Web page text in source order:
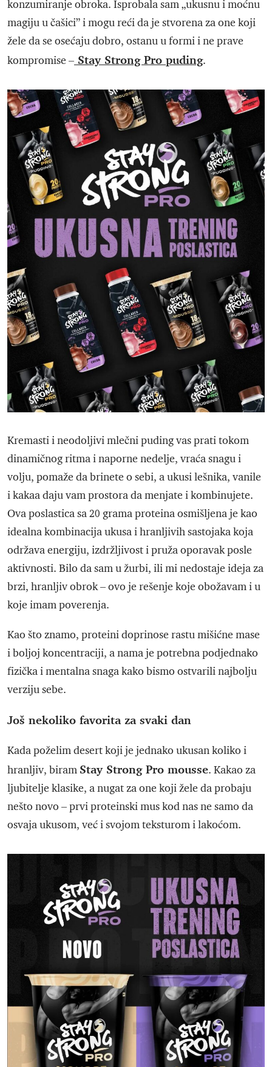
konzumiranje obroka. Isprobala sam „ukusnu i moćnu
magiju u čašici” i mogu reći da je stvorena za one koji
žele da se osećaju dobro, ostanu u formi i ne prave
kompromise – Stay Strong Pro puding.
Kremasti i neodoljivi mlečni puding vas prati tokom
dinamičnog ritma i naporne nedelje, vraća snagu i
volju, pomaže da brinete o sebi, a ukusi lešnika, vanile
i kakaa daju vam prostora da menjate i kombinujete.
Ova poslastica sa 20 grama proteina osmišljena je kao
idealna kombinacija ukusa i hranljivih sastojaka koja
održava energiju, izdržljivost i pruža oporavak posle
aktivnosti. Bilo da sam u žurbi, ili mi nedostaje ideja za
brzi, hranljiv obrok – ovo je rešenje koje obožavam i u
koje imam poverenja.
Kao što znamo, proteini doprinose rastu mišićne mase
i boljoj koncentraciji, a nama je potrebna podjednako
fizička i mentalna snaga kako bismo ostvarili najbolju
verziju sebe.
Još nekoliko favorita za svaki dan
Kada poželim desert koji je jednako ukusan koliko i
hranljiv, biram Stay Strong Pro mousse. Kakao za
ljubitelje klasike, a nugat za one koji žele da probaju
nešto novo – prvi proteinski mus kod nas ne samo da
osvaja ukusom, već i svojom teksturom i lakoćom.